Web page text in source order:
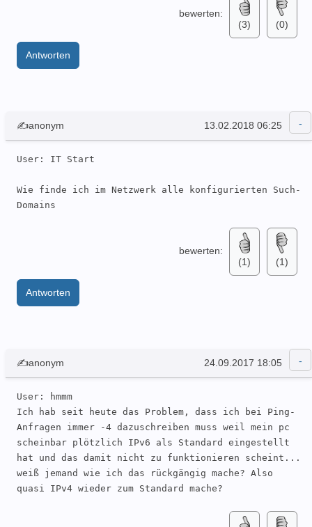
bewerten:
(3)
(0)
Antworten
✍anonym 13.02.2018 06:25
User: IT Start
Wie finde ich im Netzwerk alle konfigurierten Such-
Domains
bewerten:
(1)
(1)
Antworten
✍anonym 24.09.2017 18:05
User: hmmm
Ich hab seit heute das Problem, dass ich bei Ping-
Anfragen immer -4 dazuschreiben muss weil mein pc
scheinbar plötzlich IPv6 als Standard eingestellt
hat und das damit nicht zu funktionieren scheint...
weiß jemand wie ich das rückgängig mache? Also
quasi IPv4 wieder zum Standard mache?